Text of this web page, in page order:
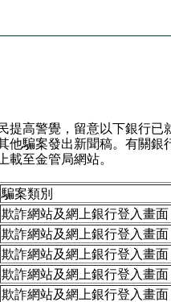
高警覺，留意以下銀行已
他騙案發出新聞稿。有關銀
載至金管局網站。
騙案類別
欺詐網站及網上銀行登入畫面
欺詐網站及網上銀行登入畫面
欺詐網站及網上銀行登入畫面
欺詐網站及網上銀行登入畫面
欺詐網站及網上銀行登入畫面